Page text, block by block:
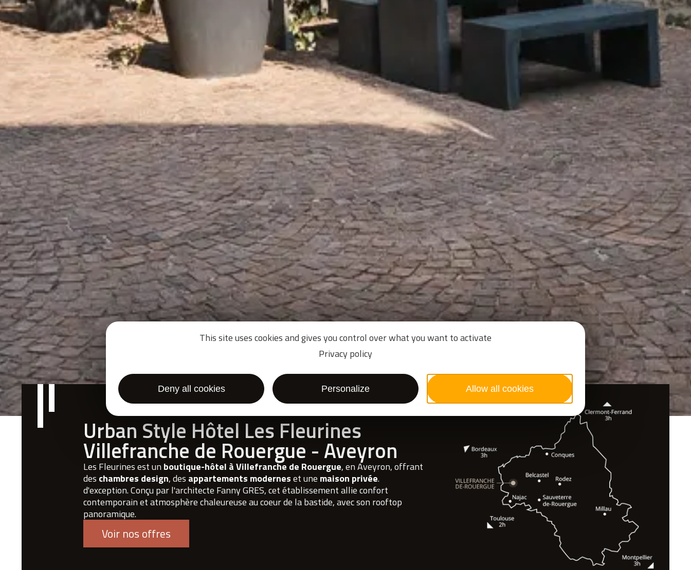
Urban Style Hôtel Les Fleurines
Villefranche de Rouergue - Aveyron
Les Fleurines est un boutique-hôtel à Villefranche de Rouergue, en Aveyron, offrant
des chambres design, des appartements moderneset une maison privée.
d'exception. Conçu par l'architecte Fanny GRES, cet établissement allie confort
contemporain et atmosphère chaleureuse au coeur de la bastide, avec son rooftop
panoramique.
Voir nos offres
This site uses cookies and gives you control over what you want to activate
Privacy policy
Allow all cookies
Personalize
Deny all cookies